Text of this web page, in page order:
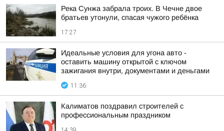
Река Сунжа забрала троих. В Чечне двое
братьев утонули, спасая чужого ребёнка
17:27
Идеальные условия для угона авто -
оставить машину открытой с ключом
зажигания внутри, документами и деньгами
11:36
Калиматов поздравил строителей с
профессиональным праздником